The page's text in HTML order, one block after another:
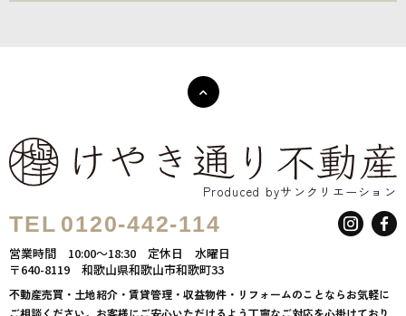
Produced byサンクリエーション
TEL 0120-442-114
営業時間 10:00～18:30 定休日 水曜日
〒640-8119 和歌山県和歌山市和歌町33
不動産売買・土地紹介・賃貸管理・収益物件・リフォームのことならお気軽に
ご相談ください。お客様にご安心いただけるよう丁寧なご対応を心掛けており